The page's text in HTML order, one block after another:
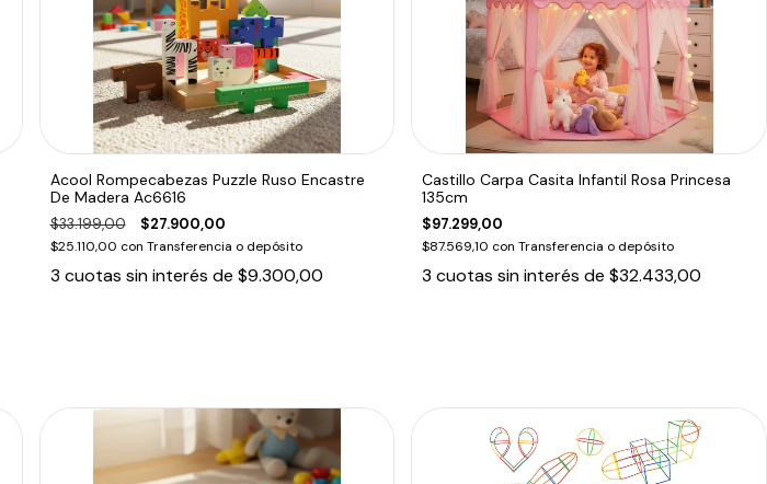
Acool Rompecabezas Puzzle Ruso Encastre
De Madera Ac6616
$33.199,00 $27.900,00
$25.110,00 con Transferencia o depósito
3 cuotas sin interés de $9.300,00
Castillo Carpa Casita Infantil Rosa Princesa
135cm
$97.299,00
$87.569,10 con Transferencia o depósito
3 cuotas sin interés de$32.433,00